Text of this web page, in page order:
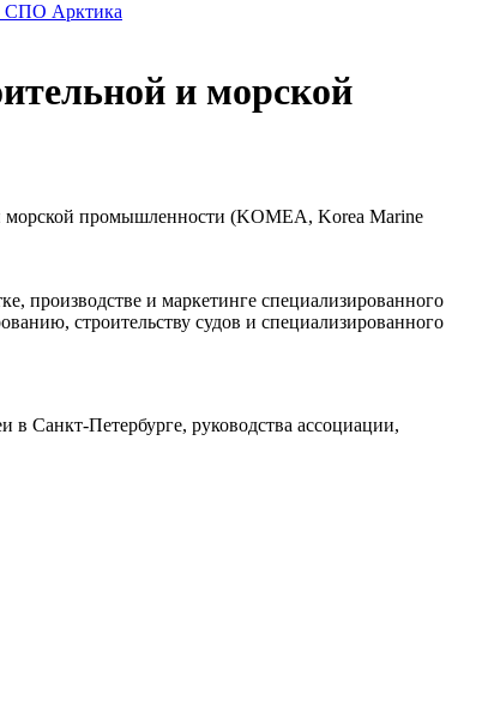
и морской
морской промышленности (KOMEA, Korea Marine
производстве и маркетинге специализированного
строительству судов и специализированного
Санкт-Петербурге, руководства ассоциации,